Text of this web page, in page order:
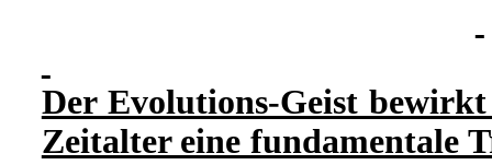
Der Evolutions-Geist
Zeitalter eine fundamentale